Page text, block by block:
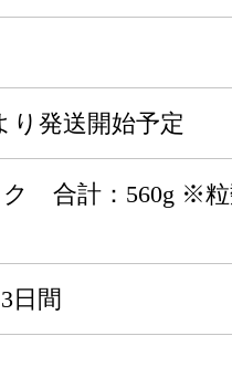
り発送開始予定
ク 合計：560g ※
日間